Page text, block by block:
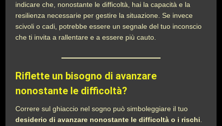
indicare che, nonostante le difficoltà, hai la capacità e la
resilienza necessarie per gestire la situazione. Se invece
scivoli o cadi, potrebbe essere un segnale del tuo inconscio
che ti invita a rallentare e a essere più cauto.
Riflette un bisogno di avanzare
nonostante le difficoltà?
Correre sul ghiaccio nel sogno può simboleggiare il tuo
desiderio di avanzare nonostante le difficoltà o i rischi